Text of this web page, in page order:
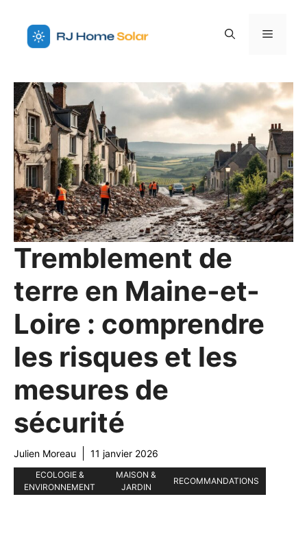
contenu
Menu
Tremblement de
terre en Maine-et-
Loire : comprendre
les risques et les
mesures de
sécurité
Julien Moreau 11 janvier 2026
ECOLOGIE &
ENVIRONNEMENT
MAISON &
JARDIN
RECOMMANDATIONS